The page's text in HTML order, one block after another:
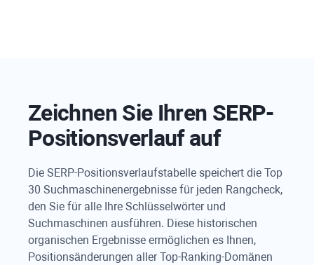
Zeichnen Sie Ihren SERP-
Positionsverlauf auf
Die SERP-Positionsverlaufstabelle speichert die Top
30 Suchmaschinenergebnisse für jeden Rangcheck,
den Sie für alle Ihre Schlüsselwörter und
Suchmaschinen ausführen. Diese historischen
organischen Ergebnisse ermöglichen es Ihnen,
Positionsänderungen aller Top-Ranking-Domänen